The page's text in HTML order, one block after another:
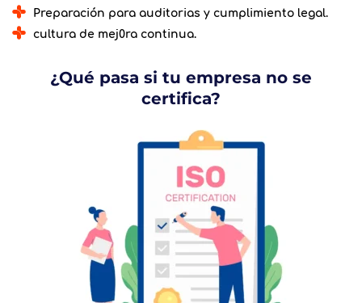
Preparación para auditorias y cumplimiento legal.
cultura de mej0ra continua.
¿Qué pasa si tu empresa no se
certifica?